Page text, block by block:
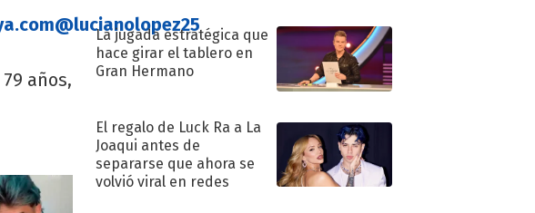
@lucianolopez25
años,
La jugada estratégica que
hace girar el tablero en
Gran Hermano
El regalo de Luck Ra a La
Joaqui antes de
separarse que ahora se
volvió viral en redes